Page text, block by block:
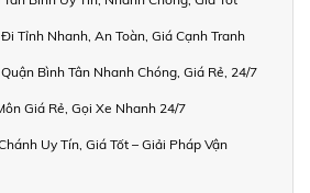
Tỉnh Nhanh, An Toàn, Giá Cạnh Tranh
Bình Tân Nhanh Chóng, Giá Rẻ, 24/7
Giá Rẻ, Gọi Xe Nhanh 24/7
Uy Tín, Giá Tốt – Giải Pháp Vận